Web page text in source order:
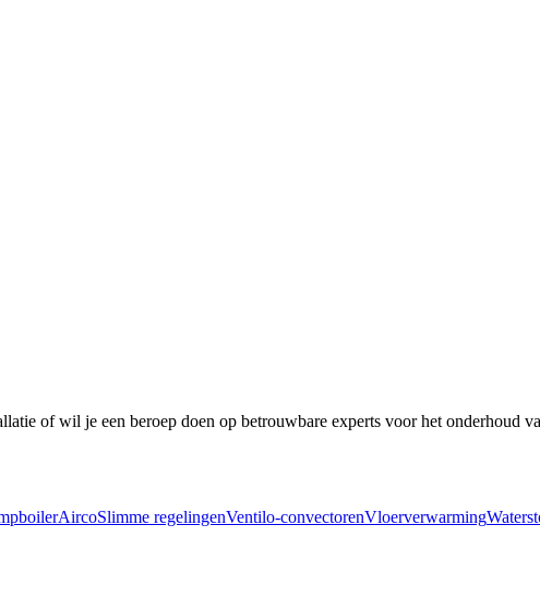
of wil je een beroep doen op betrouwbare experts voor het onderhoud
AircoSlimme regelingenVentilo-convectorenVloerverwarming